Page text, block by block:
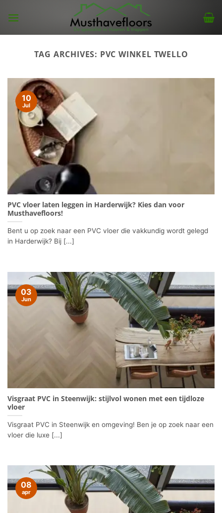
TAG ARCHIVES: PVC WINKEL TWELLO
PVC vloer laten leggen in Harderwijk? Kies dan voor
Musthavefloors!
Bent u op zoek naar een PVC vloer die vakkundig wordt gelegd
in Harderwijk? Bij [...]
10
Jul
Visgraat PVC in Steenwijk: stijlvol wonen met een tijdloze
vloer
Visgraat PVC in Steenwijk en omgeving! Ben je op zoek naar een
vloer die luxe [...]
03
Jun
08
apr